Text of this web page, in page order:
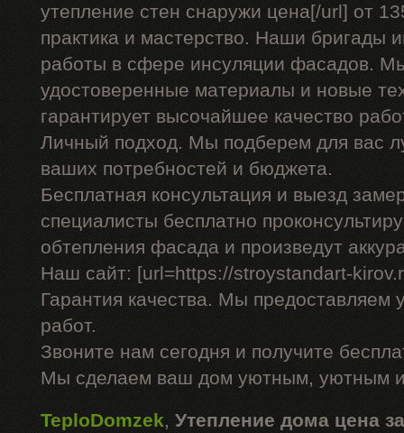
утепление стен снаружи цена[/url] от
практика и мастерство. Наши бригады
работы в сфере инсуляции фасадов.
удостоверенные материалы и новые
гарантирует высочайшее качество
Личный подход. Мы подберем для вас
ваших потребностей и бюджета.
Бесплатная консультация и выезд
специалисты бесплатно
обтепления фасада и произведут
Наш сайт: [url=https://stroystandart-
Гарантия качества. Мы предоставляем
работ.
Звоните нам сегодня и получите
Мы сделаем ваш дом уютным, уютным
TeploDomzek, Утепление дома цена за